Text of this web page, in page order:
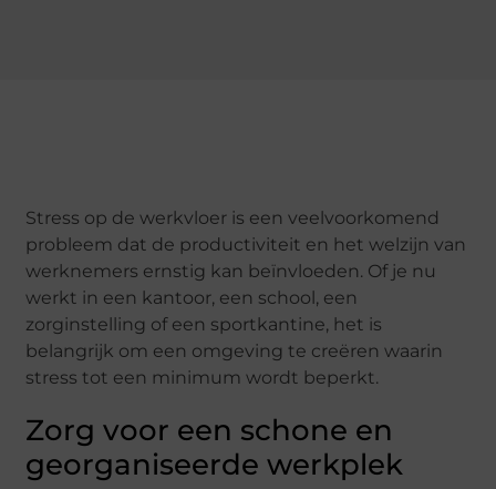
Stress op de werkvloer is een veelvoorkomend
probleem dat de productiviteit en het welzijn van
werknemers ernstig kan beïnvloeden. Of je nu
werkt in een kantoor, een school, een
zorginstelling of een sportkantine, het is
belangrijk om een omgeving te creëren waarin
stress tot een minimum wordt beperkt.
Zorg voor een schone en
georganiseerde werkplek